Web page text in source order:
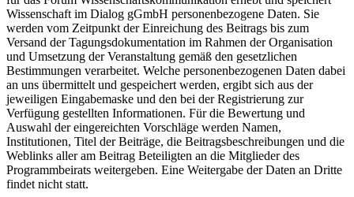
Wissenschaft im Dialog gGmbH personenbezogene Daten. Sie
werden vom Zeitpunkt der Einreichung des Beitrags bis zum
Versand der Tagungsdokumentation im Rahmen der Organisation
und Umsetzung der Veranstaltung gemäß den gesetzlichen
Bestimmungen verarbeitet. Welche personenbezogenen Daten dabei
an uns übermittelt und gespeichert werden, ergibt sich aus der
jeweiligen Eingabemaske und den bei der Registrierung zur
Verfügung gestellten Informationen. Für die Bewertung und
Auswahl der eingereichten Vorschläge werden Namen,
Institutionen, Titel der Beiträge, die Beitragsbeschreibungen und die
Weblinks aller am Beitrag Beteiligten an die Mitglieder des
Programmbeirats weitergeben. Eine Weitergabe der Daten an Dritte
findet nicht statt.